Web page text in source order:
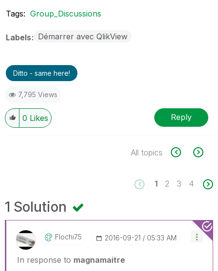
Tags: Group_Discussions
Labels Démarrer avec QlikView
Ditto - same here!
7,795 Views
0 Likes Reply
All topics
1 2 3 4
1 Solution
Flochi75 ‎2016-09-21 05:33 AM
In response to magnamaitre